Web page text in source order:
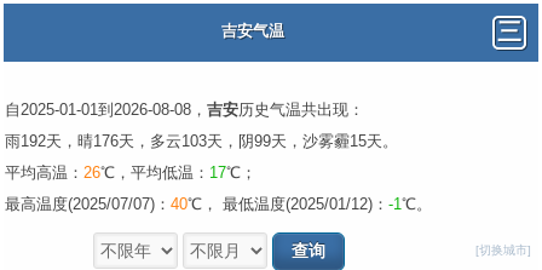
吉安气温
自2025-01-01到2026-08-08， 吉安历史气温共出现：
雨192天，晴176天，多云103天，阴99天，沙雾霾15天。
平均高温： 26℃，平均低温： 17℃；
最高温度(2025/07/07)： 40℃， 最低温度(2025/01/12)： -1℃。
[切换城市]